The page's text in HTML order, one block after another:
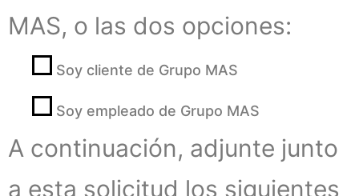
MAS, o las dos opciones:
Soy cliente de Grupo MAS
Soy empleado de Grupo MAS
A continuación, adjunte junto
a esta solicitud los siguientes